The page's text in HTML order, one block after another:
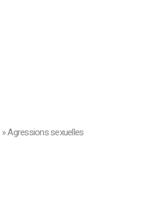
»Agressions sexuelles